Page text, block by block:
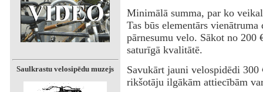
Saulkrastu velosipēdu muzejs
‌Minimālā summa, par ko
Tas būs elementārs
pārnesumu velo. Sākot no
saturīgā kvalitātē.
‌Savukārt jauni velospidēdi
rikšotāju ilgākām attiecībām